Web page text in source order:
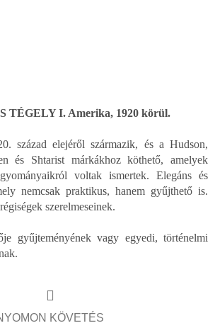
TÉGELY I. Amerika, 1920 körül.
század elejéről származik, és a Hudson,
és Shtarist márkákhoz köthető, amelyek
voltak ismertek. Elegáns és
nemcsak praktikus, hanem gyűjthető is.
szerelmeseinek.
gyűjteményének vagy egyedi, történelmi
KÖVETÉS